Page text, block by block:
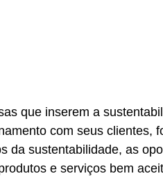
que inserem a
com seus clientes,
da sustentabilidade, as
e serviços bem